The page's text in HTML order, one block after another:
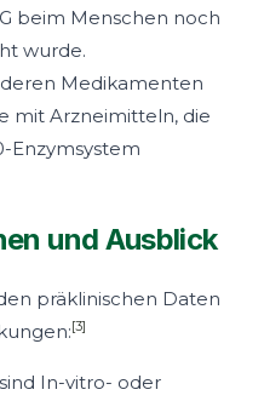
beim Menschen noch
wurde.
Medikamenten
mit Arzneimitteln, die
Enzymsystem
und Ausblick
präklinischen Daten
[3]
In-vitro- oder